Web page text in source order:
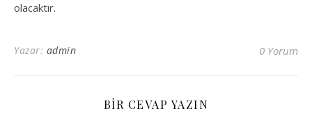
olacaktır.
Yazar: admin 0 Yorum
BIR CEVAP YAZIN